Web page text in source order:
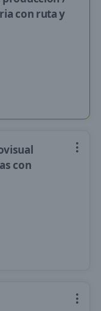
con ruta y
con